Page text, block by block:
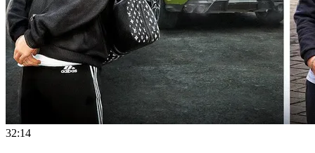
32:14